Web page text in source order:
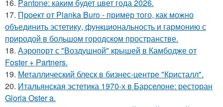
16. Pantone: каким будет цвет года 2026.
17. Проект от Planka Buro - пример того, как можно
объединить эстетику, функциональность и гармонию с
природой в большом городском пространстве.
18. Аэропорт с "Воздушной" крышей в Камбодже от
Foster + Partners.
19. Металлический блеск в бизнес-центре "Кристалл".
20. Итальянская эстетика 1970-х в Барселоне: ресторан
Gloria Oster a.